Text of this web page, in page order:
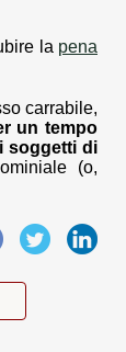
la pena
carrabile,
un tempo
soggetti di
(o,
TwitterLinkedIn